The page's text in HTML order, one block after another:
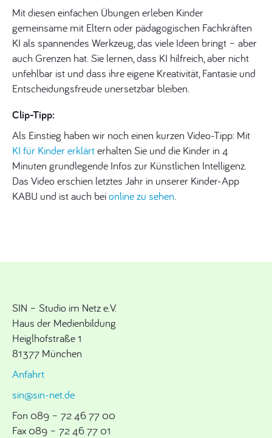
Mit diesen einfachen Übungen erleben Kinder
gemeinsame mit Eltern oder pädagogischen Fachkräften
KI als spannendes Werkzeug, das viele Ideen bringt – aber
auch Grenzen hat. Sie lernen, dass KI hilfreich, aber nicht
unfehlbar ist und dass ihre eigene Kreativität, Fantasie und
Entscheidungsfreude unersetzbar bleiben.
Clip-Tipp:
Als Einstieg haben wir noch einen kurzen Video-Tipp: Mit
KI für Kinder erklärterhalten Sie und die Kinder in 4
Minuten grundlegende Infos zur Künstlichen Intelligenz.
Das Video erschien letztes Jahr in unserer Kinder-App
KABU und ist auch beionline zu sehen.
SIN – Studio im Netz e.V.
Haus der Medienbildung
Heiglhofstraße 1
81377 München
Anfahrt
sin@sin-net.de
Fon 089 – 72 46 77 00
Fax 089 – 72 46 77 01